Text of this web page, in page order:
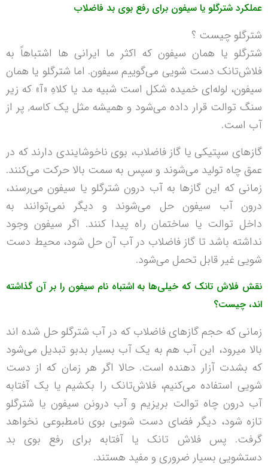
عملکرد شترگلو یا سیفون برای رفع بوی بد فاضلاب
شترگلو چیست ؟
شترگلو يا همان سيفون که اکثر ما ایرانی ها اشتباهاً به
فلاش‌تانک دست شویی می‌گوییم سيفون. اما شترگلو یا همان
سیفون، لوله‌ای خميده شکل است شبيه مد يا کلاهِ «آ» که زير
سنگ توالت قرار داده می‌شود و هميشه مثل يک کاسه, پر از
آب است.
گازهای سپتیکی یا گاز فاضلاب، بوی ناخوشايندی دارند که در
عمق چاه تولید می‌شوند و سپس به سمت بالا حرکت می‌کنند.
زمانی که اين گازها به آب درون شترگلو یا سیفون می‌رسند،
درون آب سیفون حل می‌شوند و ديگر نمی‌توانند به
داخل توالت یا ساختمان راه پيدا کنند. اگر سيفون وجود
نداشته باشد تا گاز فاضلاب در آب آن حل شود، محيط دست‌
شویی غير قابل تحمل می‌شود.
نقش فلاش‌ تانک که خیلی‌ها به اشتباه نام سيفون را بر آن گذاشته‌
اند، چيست؟
زمانی که حجم گازهای فاضلاب که در آب شترگلو حل شده اند
بالا میرود، این آب هم به يک آب بسیار بدبو تبديل می‌شود
که بشدت آزار دهنده است. حالا اگر هر زمان که از دست
شویی استفاده می‌کنیم، فلاش‌تانک را بکشیم یا یک آفتابه
آب درون چاه توالت بریزیم و آب درونن سيفون یا شترگلو
تازه شود، ديگر فضای دست شویی بوی نامطبوعی نخواهد
گرفت. پس فلاش تانک یا آفتابه برای رفع بوی بد
دستشویی بسیار ضروری و مفید هستند.